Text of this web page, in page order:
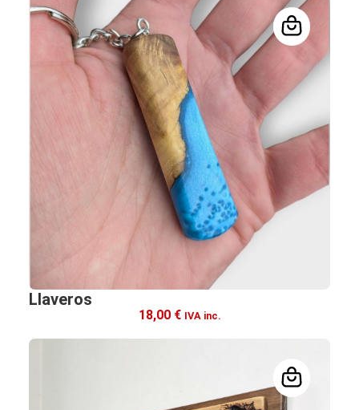
Llaveros
18,00 € IVA inc.